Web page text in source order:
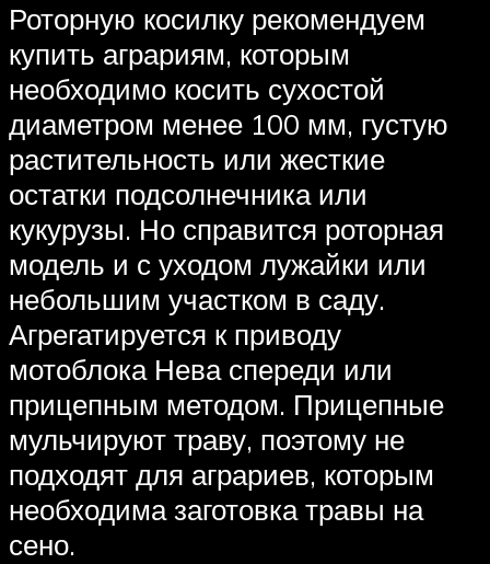
Роторную косилку рекомендуем
купить аграриям, которым
необходимо косить сухостой
диаметром менее 100 мм, густую
растительность или жесткие
остатки подсолнечника или
кукурузы. Но справится роторная
модель и с уходом лужайки или
небольшим участком в саду.
Агрегатируется к приводу
мотоблока Нева спереди или
прицепным методом. Прицепные
мульчируют траву, поэтому не
подходят для аграриев, которым
необходима заготовка травы на
сено.